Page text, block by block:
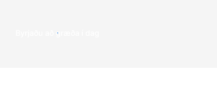
Byrjaðu að græða í dag